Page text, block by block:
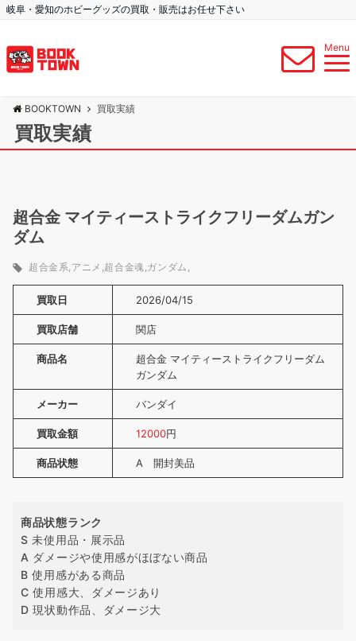
岐阜・愛知のホビーグッズの買取・販売はお任せ下さい
Menu
BOOKTOWN 買取実績
買取実績
超合金 マイティーストライクフリーダムガン
ダム
超合金系 アニメ 超合金魂 ガンダム
買取日 2026/04/15
買取店舗 関店
商品名
超合金 マイティーストライクフリーダム
ガンダム
メーカー バンダイ
買取金額 12000円
商品状態 A 開封美品
商品状態ランク
S 未使用品・展示品
A ダメージや使用感がほぼない商品
B 使用感がある商品
C 使用感大、ダメージあり
D 現状動作品、ダメージ大